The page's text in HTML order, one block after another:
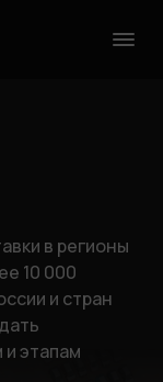
в регионы
10 000
и стран
этапам